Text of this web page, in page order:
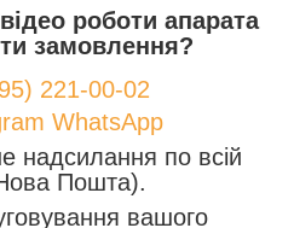
роботи апарата
замовлення?
221-00-02
WhatsApp
надсилання по всій
Пошта).
вашого